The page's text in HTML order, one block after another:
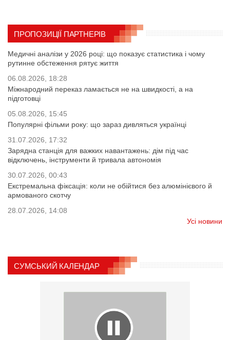
ПРОПОЗИЦІЇ ПАРТНЕРІВ
Медичні аналізи у 2026 році: що показує статистика і чому
рутинне обстеження рятує життя
06.08.2026, 18:28
Міжнародний переказ ламається не на швидкості, а на
підготовці
05.08.2026, 15:45
Популярні фільми року: що зараз дивляться українці
31.07.2026, 17:32
Зарядна станція для важких навантажень: дім під час
відключень, інструменти й тривала автономія
30.07.2026, 00:43
Екстремальна фіксація: коли не обійтися без алюмінієвого й
армованого скотчу
28.07.2026, 14:08
Усі новини
СУМСЬКИЙ КАЛЕНДАР